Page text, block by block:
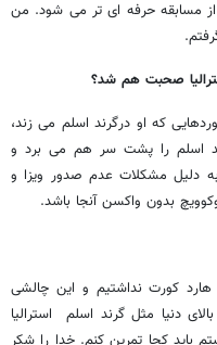
مسابقه حرفه ای تر می شود. من
صحبت هم شد؟
که او درگرند اسلم می زند،
اسلم را پشت سر هم می برد و
دلیل مشکلات عدم صدور ویزا و
بدون واکسن آنجا باشد.
کورت نداشتیم و این چالشی
دنیا مثل گرند اسلم استرالیا